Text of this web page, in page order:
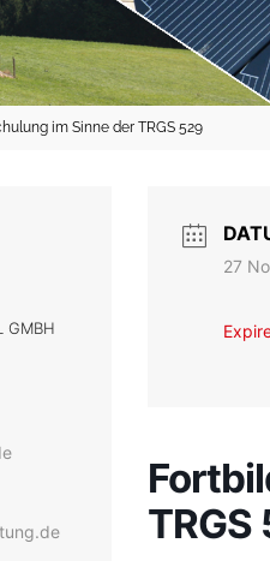
im Sinne der TRGS 529
GMBH
27
TRGS